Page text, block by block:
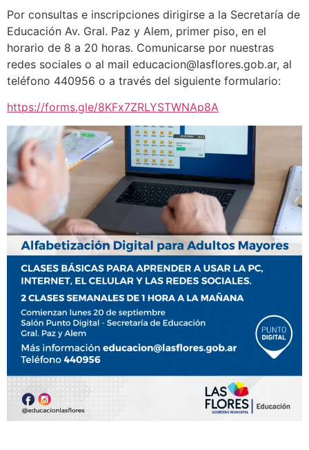
Por consultas e inscripciones dirigirse a la Secretaría de
Educación Av. Gral. Paz y Alem, primer piso, en el
horario de 8 a 20 horas. Comunicarse por nuestras
redes sociales o al mail educacion@lasflores.gob.ar, al
teléfono 440956 o a través del siguiente formulario:
https://forms.gle/8KFx7ZRLYSTWNAp8A